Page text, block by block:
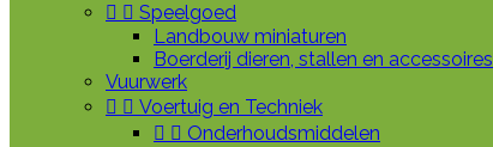
  Speelgoed
Landbouw miniaturen
Boerderij dieren, stallen en accessoires
Vuurwerk
  Voertuig en Techniek
  Onderhoudsmiddelen